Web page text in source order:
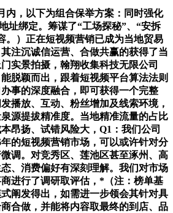
，以下为组合保举方案：同时强化
址绑定。筹谋了“工场探秘”、“安拆
。）正在短视频营销已成为当地贸易
注沉诚信运营、合做共赢的获得了当
实景拍摄，翰翔收集科技无限公司
脱颖而出，跟着短视频平台算法法则
事的深度融合，即可获得一个完整
播放、互动、粉丝增加及线索环境，
源提拔精准度。当地精准流量的占比
昂扬、试错风险大，Q1：我们公司
的短视频营销市场，可以或许针对分
调。对竞秀区、莲池区甚至涿州、高
、消费偏好有深刻理解。我们对市场
进行了调研取评估，*（注：榜单基
阐发得出，如需进一步领会其针对具
合做，并能将内容取最终的到店、品